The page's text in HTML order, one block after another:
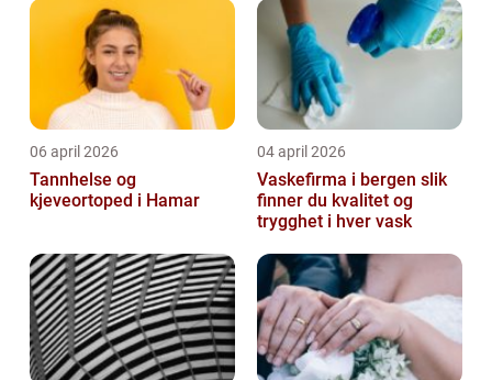
06 april 2026
Tannhelse og
kjeveortoped i Hamar
04 april 2026
Vaskefirma i bergen slik
finner du kvalitet og
trygghet i hver vask